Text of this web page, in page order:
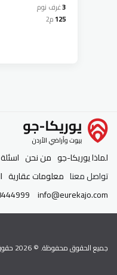
3غرف نوم
125م2
لماذا يوريكا-جو من نحن
تواصل معنا معلومات عقارية
info@eurekajo.com
جميع الحقوق محفوظة. ©2026